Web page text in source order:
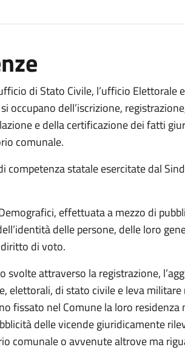
di Stato Civile, l’ufficio
occupano dell’iscrizione,
e della certificazione dei fatti
comunale.
competenza statale esercitate dal
effettuata a mezzo di
delle persone, delle loro
di voto.
svolte attraverso la registrazione,
elettorali, di stato civile e leva
fissato nel Comune la loro residenza
delle vicende giuridicamente
comunale o avvenute altrove ma